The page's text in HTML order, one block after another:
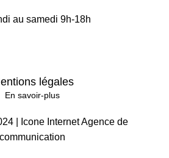
au samedi 9h-18h
légales
En savoir-plus
|
Icone Internet Agence de
communication